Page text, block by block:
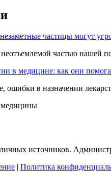
частицы могут
частью нашей
в медицине: как они
ошибки в назначении
медицины
источников.
Политика